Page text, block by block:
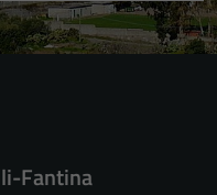
Fantina